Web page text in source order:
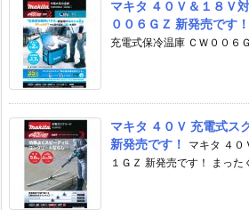
マキタ ４０Ｖ＆１８Ｖ
００６ＧＺ 新発売です！
充電式保冷温庫 ＣＷ００６
マキタ ４０Ｖ 充電式ス
新発売です！
マキタ ４０
１ＧＺ 新発売です！ まった